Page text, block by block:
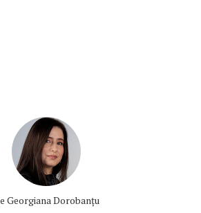
Georgiana Dorobanțu